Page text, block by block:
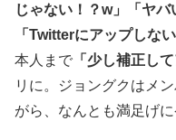
じゃない！？w」「ヤバ
「Twitterにアップしない
本人まで 「少し補正し
リに。ジョングクはメ
がら、なんとも満足げ